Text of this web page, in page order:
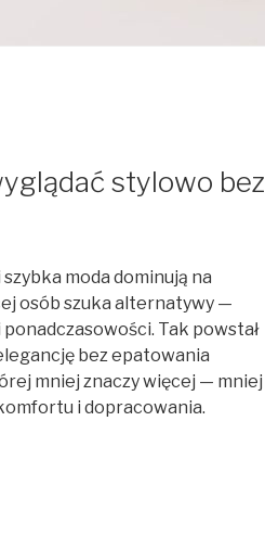
stylowo bez
moda dominują na
osób szuka alternatywy —
Tak powstał
bez epatowania
mniej znaczy więcej — mniej
i dopracowania.